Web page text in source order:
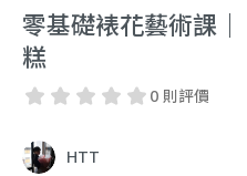
零基礎裱花藝術課
糕
0 則評價
HTT